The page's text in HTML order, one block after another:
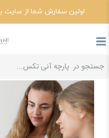
اولین سفارش شما از سایت با 15% تخفیف همراه خواهد
پارچه آنی تکس مقالات اشتباهات